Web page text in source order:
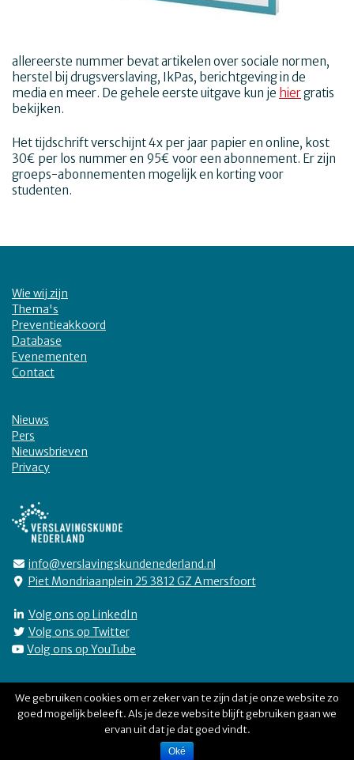
allereerste nummer bevat artikelen over sociale normen,
herstel bij drugsverslaving, IkPas, berichtgeving in de
media en meer. De gehele eerste uitgave kun je hiergratis
bekijken.
Het tijdschrift verschijnt 4x per jaar papier en online, kost
30€ per los nummer en 95€ voor een abonnement. Er zijn
groeps-abonnementen mogelijk en korting voor
studenten.
Wie wij zijn
Thema's
Preventieakkoord
Database
Evenementen
Contact
Nieuws
Pers
Nieuwsbrieven
Privacy
info@verslavingskundenederland.nl
Piet Mondriaanplein 25 3812 GZ Amersfoort
Volg ons op LinkedIn
Volg ons op Twitter
Volg ons op YouTube
Verslavingskunde Nederland © 2026
We gebruiken cookies om er zeker van te zijn dat je onze website zo
goed mogelijk beleeft. Als je deze website blijft gebruiken gaan we
ervan uit dat je dat goed vindt.
Oké